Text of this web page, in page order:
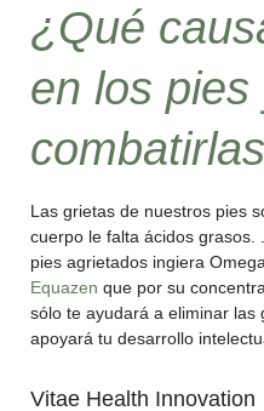
¿Qué
en los pies
Las grietas de nuestros pies
cuerpo le falta ácidos
pies agrietados ingiera
Equazen que por su
sólo te ayudará a eliminar las
apoyará tu desarrollo
Vitae Health Innovation